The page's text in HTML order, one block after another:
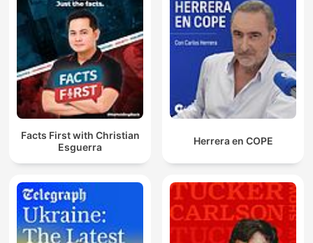
Facts First with Christian
Esguerra
Herrera en COPE